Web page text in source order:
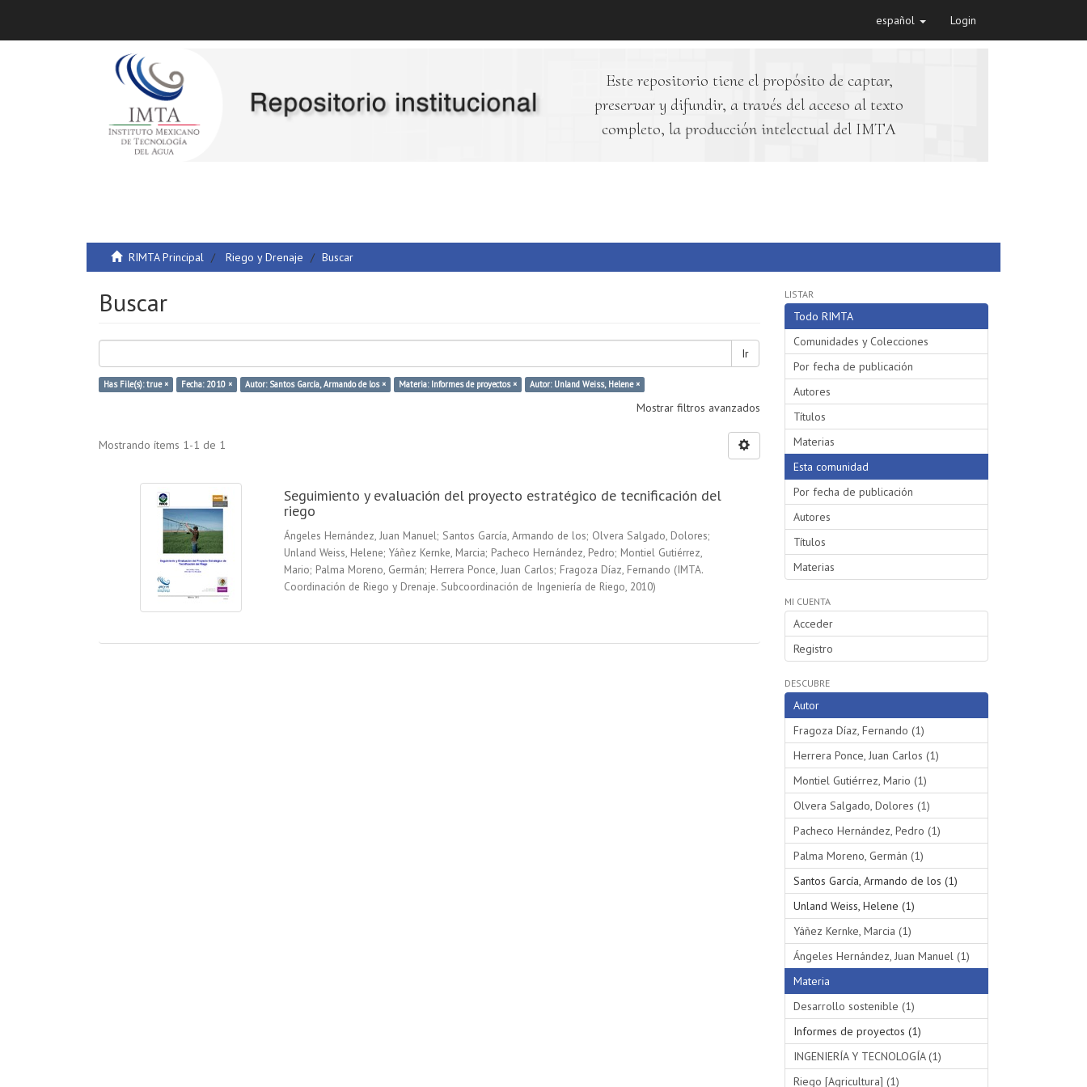
español Login
Este repositorio tiene el propósito de captar,
preservar y difundir, a través del acceso al texto
completo, la producción intelectual del IMTA
RIMTA Principal Riego y Drenaje Buscar
Buscar
Ir
Has File(s): true × Fecha: 2010 × Autor: Santos García, Armando de los × Materia: Informes de proyectos × Autor: Unland Weiss, Helene ×
Mostrar filtros avanzados
Mostrando ítems 1-1 de 1
Seguimiento y evaluación del proyecto estratégico de tecnificación del
riego
Ángeles Hernández, Juan Manuel; Santos García, Armando de los; Olvera Salgado, Dolores;
Unland Weiss, Helene; Yáñez Kernke, Marcia; Pacheco Hernández, Pedro; Montiel Gutiérrez,
Mario; Palma Moreno, Germán; Herrera Ponce, Juan Carlos; Fragoza Díaz, Fernando (IMTA.
Coordinación de Riego y Drenaje. Subcoordinación de Ingeniería de Riego, 2010)
LISTAR
Todo RIMTA
Comunidades y Colecciones
Por fecha de publicación
Autores
Títulos
Materias
Esta comunidad
Por fecha de publicación
Autores
Títulos
Materias
MI CUENTA
Acceder
Registro
DESCUBRE
Autor
Fragoza Díaz, Fernando (1)
Herrera Ponce, Juan Carlos (1)
Montiel Gutiérrez, Mario (1)
Olvera Salgado, Dolores (1)
Pacheco Hernández, Pedro (1)
Palma Moreno, Germán (1)
Santos García, Armando de los (1)
Unland Weiss, Helene (1)
Yáñez Kernke, Marcia (1)
Ángeles Hernández, Juan Manuel (1)
Materia
Desarrollo sostenible (1)
Informes de proyectos (1)
INGENIERÍA Y TECNOLOGÍA (1)
Riego [Agricultura] (1)